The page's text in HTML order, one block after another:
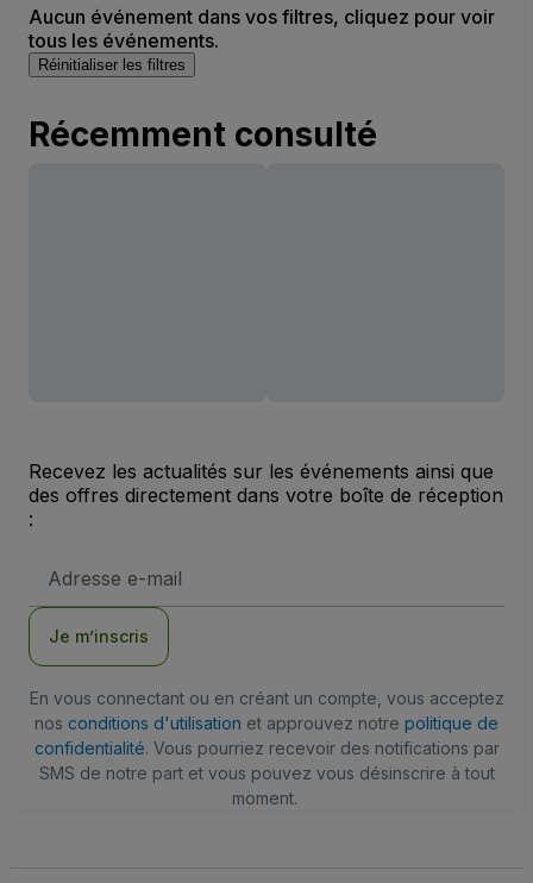
Aucun événement dans vos filtres, cliquez pour voir
tous les événements.
Réinitialiser les filtres
Récemment consulté
Recevez les actualités sur les événements ainsi que
des offres directement dans votre boîte de réception
:
e-
Je m’inscris
En vous connectant ou en créant un compte, vous acceptez
nos conditions d'utilisation et approuvez notre politique de
confidentialité. Vous pourriez recevoir des notifications par
SMS de notre part et vous pouvez vous désinscrire à tout
moment.